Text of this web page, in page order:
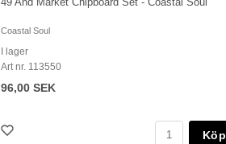
Coastal Soul
I lager
Art nr. 113550
96,00 SEK
Köp